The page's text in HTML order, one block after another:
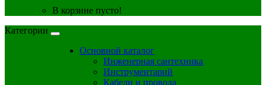
В корзине пусто!
Категории
Основной каталог
Инженерная сантехника
Инструментарий
Кабели и провода